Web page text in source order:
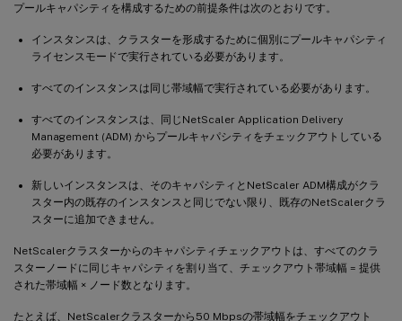
プールキャパシティを構成するための前提条件は次のとおりです。
インスタンスは、クラスターを形成するために個別にプールキャパシティ
ライセンスモードで実行されている必要があります。
すべてのインスタンスは同じ帯域幅で実行されている必要があります。
すべてのインスタンスは、同じNetScaler Application Delivery
Management (ADM) からプールキャパシティをチェックアウトしている
必要があります。
新しいインスタンスは、そのキャパシティとNetScaler ADM構成がクラ
スター内の既存のインスタンスと同じでない限り、既存のNetScalerクラ
スターに追加できません。
NetScalerクラスターからのキャパシティチェックアウトは、すべてのクラ
スターノードに同じキャパシティを割り当て、チェックアウト帯域幅 = 提供
された帯域幅 × ノード数となります。
たとえば、NetScalerクラスターから50 Mbpsの帯域幅をチェックアウト